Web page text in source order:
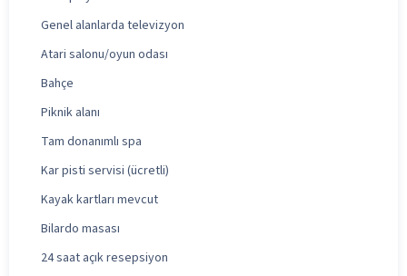
Genel alanlarda televizyon
Atari salonu/oyun odası
Bahçe
Piknik alanı
Tam donanımlı spa
Kar pisti servisi (ücretli)
Kayak kartları mevcut
Bilardo masası
24 saat açık resepsiyon